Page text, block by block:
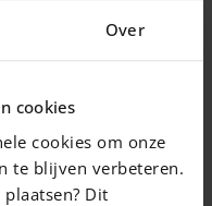
Over
cookies
cookies om onze
te blijven verbeteren.
Dit
zeer ingenieuze
waar hij zijn
16. Hij maakt speciale
schoren om de
De staanders zijn